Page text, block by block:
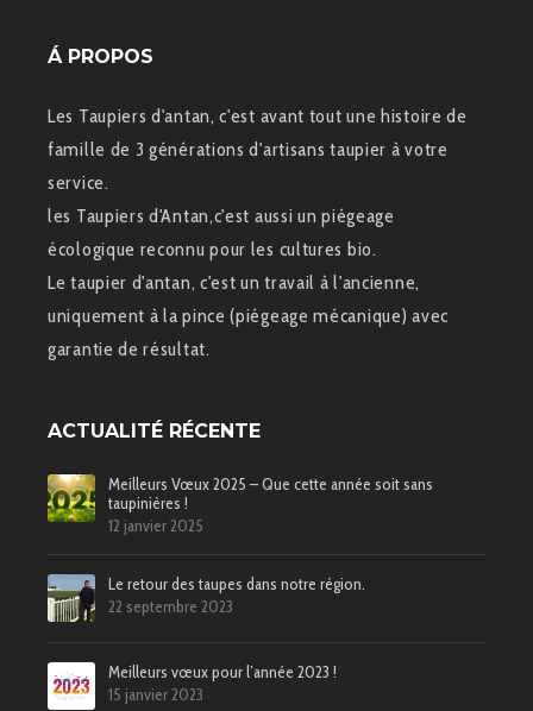
Á PROPOS
Les Taupiers d'antan, c'est avant tout une histoire de
famille de 3 générations d'artisans taupier à votre
service.
les Taupiers d'Antan,c'est aussi un piégeage
écologique reconnu pour les cultures bio.
Le taupier d'antan, c'est un travail à l'ancienne,
uniquement à la pince (piégeage mécanique) avec
garantie de résultat.
ACTUALITÉ RÉCENTE
Meilleurs Vœux 2025 – Que cette année soit sans
taupinières !
12 janvier 2025
Le retour des taupes dans notre région.
22 septembre 2023
Meilleurs vœux pour l’année 2023 !
15 janvier 2023